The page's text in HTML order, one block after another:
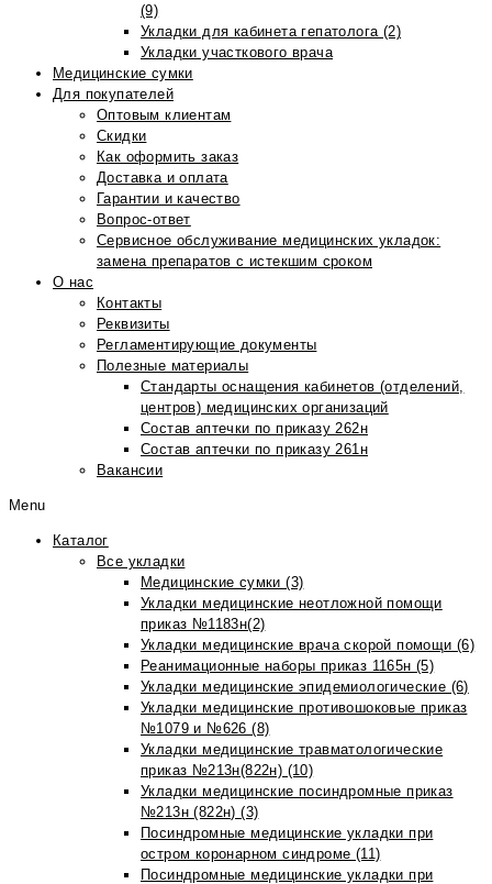
(9)
Укладки для кабинета гепатолога (2)
Укладки участкового врача
Медицинские сумки
Для покупателей
Оптовым клиентам
Скидки
Как оформить заказ
Доставка и оплата
Гарантии и качество
Вопрос-ответ
Сервисное обслуживание медицинских укладок:
замена препаратов с истекшим сроком
О нас
Контакты
Реквизиты
Регламентирующие документы
Полезные материалы
Стандарты оснащения кабинетов (отделений,
центров) медицинских организаций
Состав аптечки по приказу 262н
Состав аптечки по приказу 261н
Вакансии
Menu
Каталог
Все укладки
Медицинские сумки (3)
Укладки медицинские неотложной помощи
приказ №1183н(2)
Укладки медицинские врача скорой помощи (6)
Реанимационные наборы приказ 1165н (5)
Укладки медицинские эпидемиологические (6)
Укладки медицинские противошоковые приказ
№1079 и №626 (8)
Укладки медицинские травматологические
приказ №213н(822н) (10)
Укладки медицинские посиндромные приказ
№213н (822н) (3)
Посиндромные медицинские укладки при
остром коронарном синдроме (11)
Посиндромные медицинские укладки при